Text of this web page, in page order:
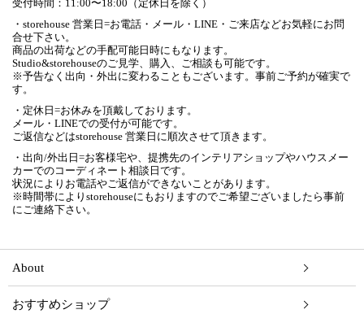
受付時間：11:00〜18:00（定休日を除く）
・storehouse 営業日=お電話・メール・LINE・ご来店などお気軽にお問
合せ下さい。
商品の出荷などの手配可能日時にもなります。
Studio&storehouseのご見学、購入、ご相談も可能です。
※予告なく出向・外出に変わることもございます。事前ご予約が確実で
す。
・定休日=お休みを頂戴しております。
メール・LINEでの受付が可能です。
ご返信などはstorehouse 営業日に順次させて頂きます。
・出向/外出日=お客様宅や、提携先のインテリアショップやハウスメー
カーでのコーディネート相談日です。
状況によりお電話やご返信ができないことがあります。
※時間帯によりstorehouseにもおりますのでご希望ございましたら事前
にご連絡下さい。
About
おすすめショップ